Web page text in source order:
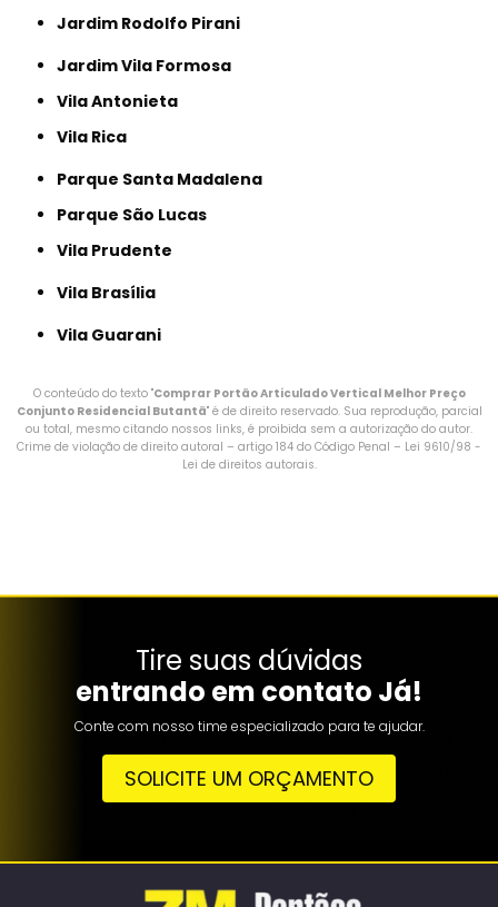
Jardim Rodolfo Pirani
Jardim Vila Formosa
Vila Antonieta
Vila Rica
Parque Santa Madalena
Parque São Lucas
Vila Prudente
Vila Brasília
Vila Guarani
O conteúdo do texto "Comprar Portão Articulado Vertical Melhor Preço
Conjunto Residencial Butantã" é de direito reservado. Sua reprodução, parcial
ou total, mesmo citando nossos links, é proibida sem a autorização do autor.
Crime de violação de direito autoral – artigo 184 do Código Penal – Lei 9610/98 -
Lei de direitos autorais.
Tire suas dúvidas
entrando em contato Já!
Conte com nosso time especializado para te ajudar.
SOLICITE UM ORÇAMENTO